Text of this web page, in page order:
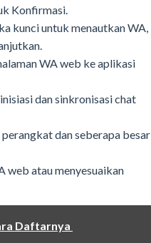
Konfirmasi.
kunci untuk menautkan WA,
WA web ke aplikasi
dan sinkronisasi chat
dan seberapa besar
web atau menyesuaikan
Daftarnya